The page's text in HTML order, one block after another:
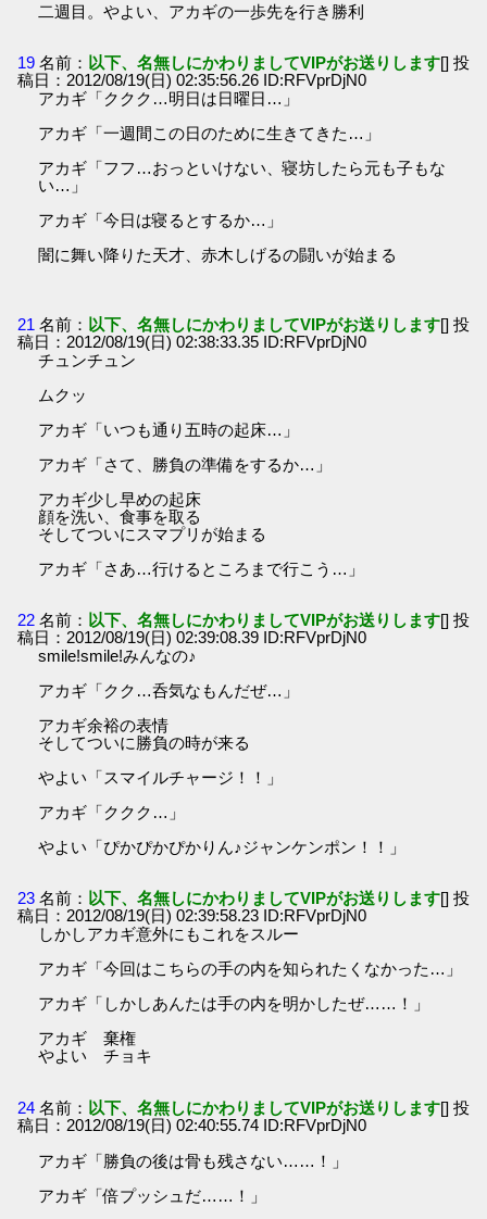
二週目。やよい、アカギの一歩先を行き勝利
19 名前： 以下、名無しにかわりましてVIPがお送りします[] 投
稿日：2012/08/19(日) 02:35:56.26 ID:RFVprDjN0
アカギ「ククク…明日は日曜日…」
アカギ「一週間この日のために生きてきた…」
アカギ「フフ…おっといけない、寝坊したら元も子もな
い…」
アカギ「今日は寝るとするか…」
闇に舞い降りた天才、赤木しげるの闘いが始まる
21 名前： 以下、名無しにかわりましてVIPがお送りします[] 投
稿日：2012/08/19(日) 02:38:33.35 ID:RFVprDjN0
チュンチュン
ムクッ
アカギ「いつも通り五時の起床…」
アカギ「さて、勝負の準備をするか…」
アカギ少し早めの起床
顔を洗い、食事を取る
そしてついにスマプリが始まる
アカギ「さあ…行けるところまで行こう…」
22 名前： 以下、名無しにかわりましてVIPがお送りします[] 投
稿日：2012/08/19(日) 02:39:08.39 ID:RFVprDjN0
smile!smile!みんなの♪
アカギ「クク…呑気なもんだぜ…」
アカギ余裕の表情
そしてついに勝負の時が来る
やよい「スマイルチャージ！！」
アカギ「ククク…」
やよい「ぴかぴかぴかりん♪ジャンケンポン！！」
23 名前： 以下、名無しにかわりましてVIPがお送りします[] 投
稿日：2012/08/19(日) 02:39:58.23 ID:RFVprDjN0
しかしアカギ意外にもこれをスルー
アカギ「今回はこちらの手の内を知られたくなかった…」
アカギ「しかしあんたは手の内を明かしたぜ……！」
アカギ 棄権
やよい チョキ
24 名前： 以下、名無しにかわりましてVIPがお送りします[] 投
稿日：2012/08/19(日) 02:40:55.74 ID:RFVprDjN0
アカギ「勝負の後は骨も残さない……！」
アカギ「倍プッシュだ……！」